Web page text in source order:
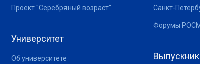
Проект "Серебряный возраст"
Университет
Об университете
Санкт-
Форумы